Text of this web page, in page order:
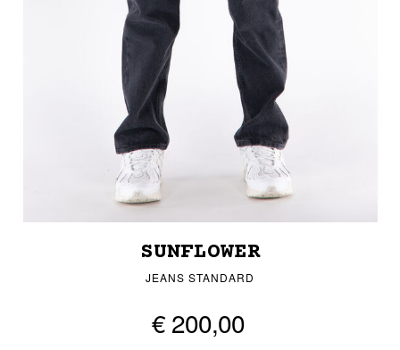
SUNFLOWER
JEANS STANDARD
€ 200,00